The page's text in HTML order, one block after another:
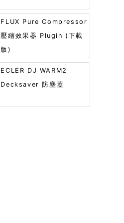
FLUX Pure Compressor
壓縮效果器 Plugin (下載
版)
ECLER DJ WARM2
Decksaver 防塵蓋